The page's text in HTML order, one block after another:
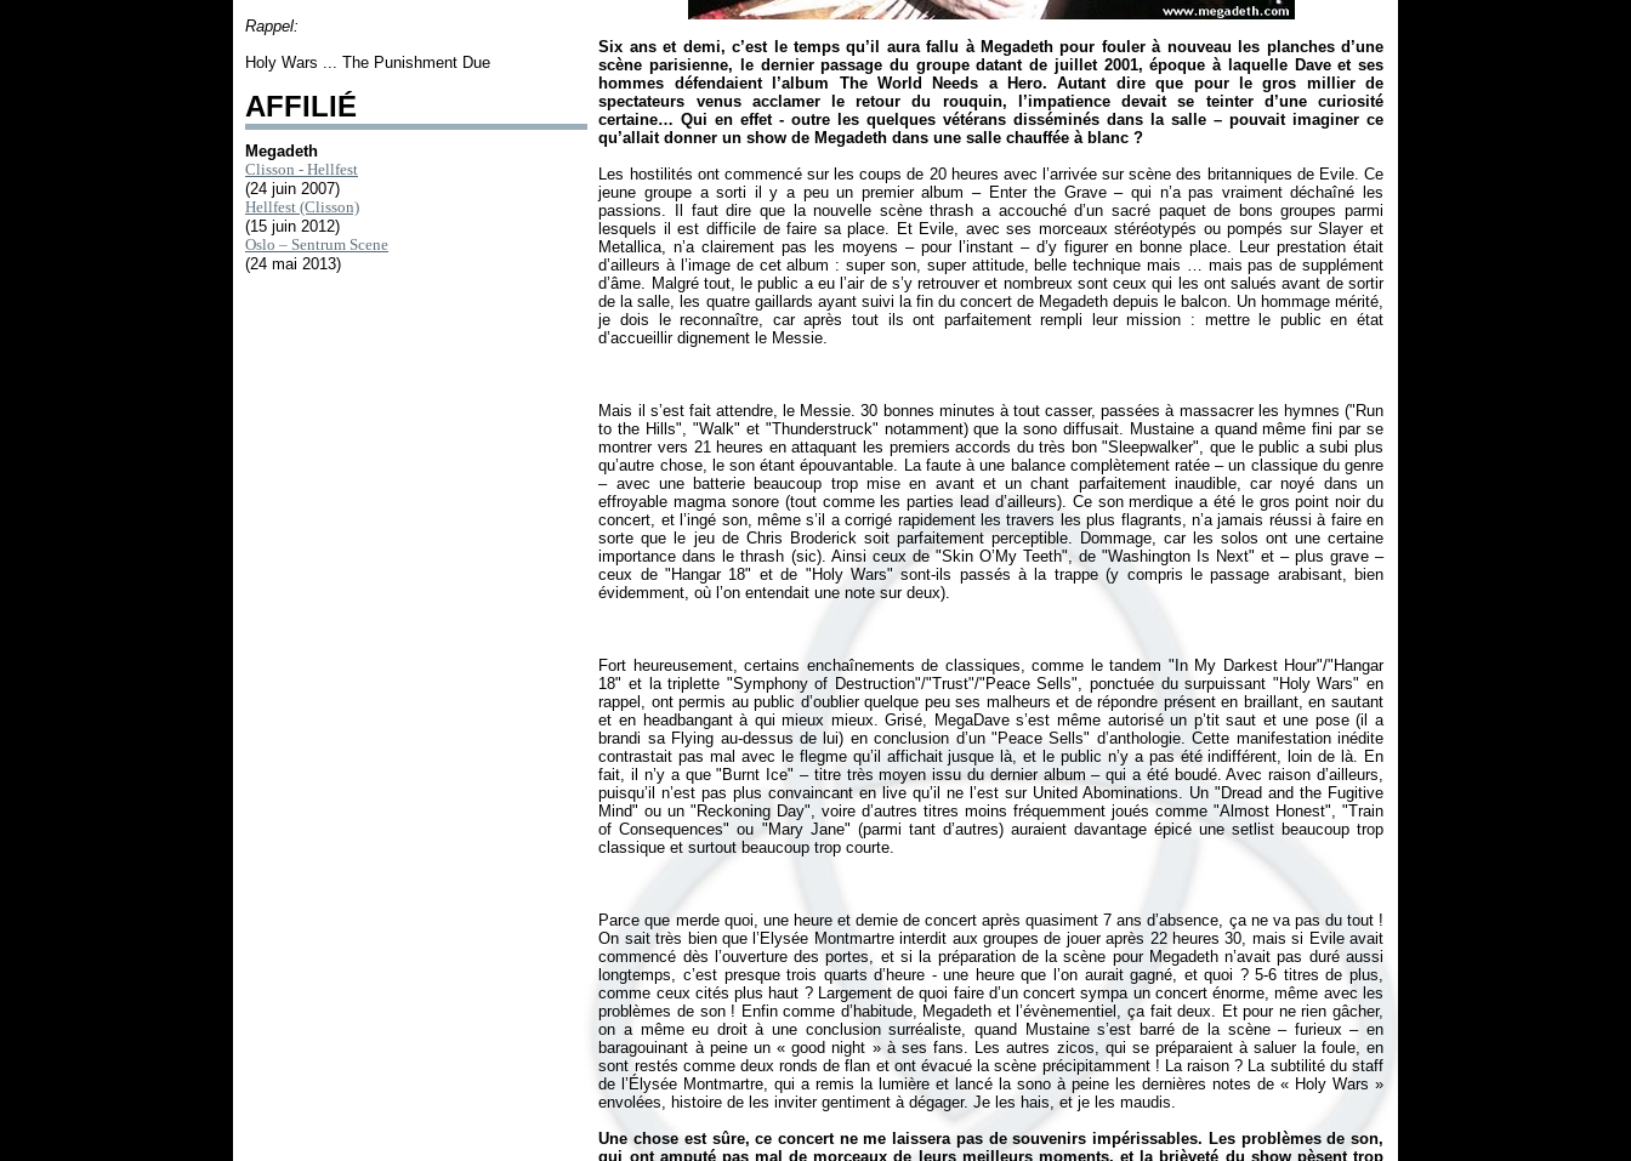
Rappel:
Holy Wars ... The Punishment Due
AFFILIÉ
Megadeth
Clisson - Hellfest
(24 juin 2007)
Hellfest (Clisson)
(15 juin 2012)
Oslo – Sentrum Scene
(24 mai 2013)
Six ans et demi, c’est le temps qu’il aura fallu à Megadeth pour fouler à nouveau les planches d’une
scène parisienne, le dernier passage du groupe datant de juillet 2001, époque à laquelle Dave et ses
hommes défendaient l’album The World Needs a Hero. Autant dire que pour le gros millier de
spectateurs venus acclamer le retour du rouquin, l’impatience devait se teinter d’une curiosité
certaine… Qui en effet - outre les quelques vétérans disséminés dans la salle – pouvait imaginer ce
qu’allait donner un show de Megadeth dans une salle chauffée à blanc ?
Les hostilités ont commencé sur les coups de 20 heures avec l’arrivée sur scène des britanniques de Evile. Ce
jeune groupe a sorti il y a peu un premier album – Enter the Grave– qui n’a pas vraiment déchaîné les
passions. Il faut dire que la nouvelle scène thrash a accouché d’un sacré paquet de bons groupes parmi
lesquels il est difficile de faire sa place. Et Evile, avec ses morceaux stéréotypés ou pompés sur Slayer et
Metallica, n’a clairement pas les moyens – pour l’instant – d’y figurer en bonne place. Leur prestation était
d’ailleurs à l’image de cet album : super son, super attitude, belle technique mais … mais pas de supplément
d’âme. Malgré tout, le public a eu l’air de s’y retrouver et nombreux sont ceux qui les ont salués avant de sortir
de la salle, les quatre gaillards ayant suivi la fin du concert de Megadeth depuis le balcon. Un hommage mérité,
je dois le reconnaître, car après tout ils ont parfaitement rempli leur mission : mettre le public en état
Mais il s’est fait attendre, le Messie. 30 bonnes minutes à tout casser, passées à massacrer les hymnes ("Run
to the Hills", "Walk" et "Thunderstruck" notamment) que la sono diffusait. Mustaine a quand même fini par se
montrer vers 21 heures en attaquant les premiers accords du très bon "Sleepwalker", que le public a subi plus
qu’autre chose, le son étant épouvantable. La faute à une balance complètement ratée – un classique du genre
– avec une batterie beaucoup trop mise en avant et un chant parfaitement inaudible, car noyé dans un
effroyable magma sonore (tout comme les parties lead d’ailleurs). Ce son merdique a été le gros point noir du
concert, et l’ingé son, même s’il a corrigé rapidement les travers les plus flagrants, n’a jamais réussi à faire en
sorte que le jeu de Chris Broderick soit parfaitement perceptible. Dommage, car les solos ont une certaine
importance dans le thrash (sic). Ainsi ceux de "Skin O’My Teeth", de "Washington Is Next" et – plus grave –
ceux de "Hangar 18" et de "Holy Wars" sont-ils passés à la trappe (y compris le passage arabisant, bien
Fort heureusement, certains enchaînements de classiques, comme le tandem "In My Darkest Hour"/"Hangar
18" et la triplette "Symphony of Destruction"/"Trust"/"Peace Sells", ponctuée du surpuissant "Holy Wars" en
rappel, ont permis au public d’oublier quelque peu ses malheurs et de répondre présent en braillant, en sautant
et en headbangant à qui mieux mieux. Grisé, MegaDave s’est même autorisé un p’tit saut et une pose (il a
brandi sa Flying au-dessus de lui) en conclusion d’un "Peace Sells" d’anthologie. Cette manifestation inédite
contrastait pas mal avec le flegme qu’il affichait jusque là, et le public n’y a pas été indifférent, loin de là. En
fait, il n’y a que "Burnt Ice" – titre très moyen issu du dernier album – qui a été boudé. Avec raison d’ailleurs,
puisqu’il n’est pas plus convaincant en live qu’il ne l’est sur United Abominations. Un "Dread and the Fugitive
Mind" ou un "Reckoning Day", voire d’autres titres moins fréquemment joués comme "Almost Honest", "Train
of Consequences" ou "Mary Jane" (parmi tant d’autres) auraient davantage épicé une setlist beaucoup trop
Parce que merde quoi, une heure et demie de concert après quasiment 7 ans d’absence, ça ne va pas du tout !
On sait très bien que l’Elysée Montmartre interdit aux groupes de jouer après 22 heures 30, mais si Evile avait
commencé dès l’ouverture des portes, et si la préparation de la scène pour Megadeth n’avait pas duré aussi
longtemps, c’est presque trois quarts d’heure - une heure que l’on aurait gagné, et quoi ? 5-6 titres de plus,
comme ceux cités plus haut ? Largement de quoi faire d’un concert sympa un concert énorme, même avec les
problèmes de son ! Enfin comme d’habitude, Megadeth et l’évènementiel, ça fait deux. Et pour ne rien gâcher,
on a même eu droit à une conclusion surréaliste, quand Mustaine s’est barré de la scène – furieux – en
baragouinant à peine un «good night » à ses fans. Les autres zicos, qui se préparaient à saluer la foule, en
sont restés comme deux ronds de flan et ont évacué la scène précipitamment ! La raison ? La subtilité du staff
de l’Élysée Montmartre, qui a remis la lumière et lancé la sono à peine les dernières notes de « Holy Wars »
envolées, histoire de les inviter gentiment à dégager. Je les hais, et je les maudis.
Une chose est sûre, ce concert ne me laissera pas de souvenirs impérissables. Les problèmes de son,
qui ont amputé pas mal de morceaux de leurs meilleurs moments, et la brièveté du show pèsent trop